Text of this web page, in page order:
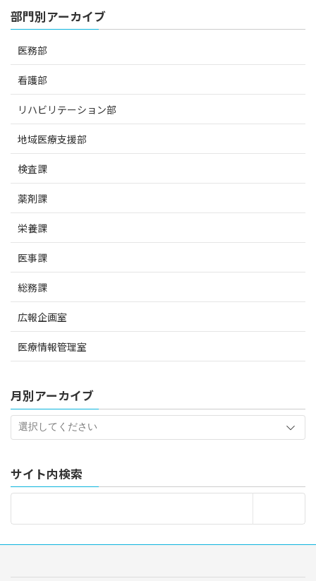
部門別アーカイブ
医務部
看護部
リハビリテーション部
地域医療支援部
検査課
薬剤課
栄養課
医事課
総務課
広報企画室
医療情報管理室
月別アーカイブ
サイト内検索